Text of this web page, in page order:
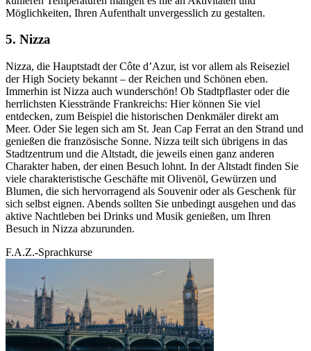
Möglichkeiten, Ihren Aufenthalt unvergesslich zu gestalten.
5. Nizza
Nizza, die Hauptstadt der Côte d’Azur, ist vor allem als Reiseziel
der High Society bekannt – der Reichen und Schönen eben.
Immerhin ist Nizza auch wunderschön! Ob Stadtpflaster oder die
herrlichsten Kiesstrände Frankreichs: Hier können Sie viel
entdecken, zum Beispiel die historischen Denkmäler direkt am
Meer. Oder Sie legen sich am St. Jean Cap Ferrat an den Strand und
genießen die französische Sonne. Nizza teilt sich übrigens in das
Stadtzentrum und die Altstadt, die jeweils einen ganz anderen
Charakter haben, der einen Besuch lohnt. In der Altstadt finden Sie
viele charakteristische Geschäfte mit Olivenöl, Gewürzen und
Blumen, die sich hervorragend als Souvenir oder als Geschenk für
sich selbst eignen. Abends sollten Sie unbedingt ausgehen und das
aktive Nachtleben bei Drinks und Musik genießen, um Ihren
Besuch in Nizza abzurunden.
F.A.Z.-Sprachkurse